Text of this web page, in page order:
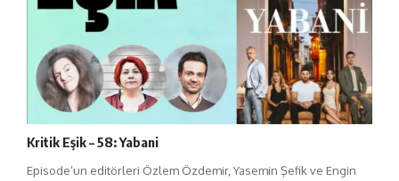
Kritik Eşik – 58: Yabani
Episode’un editörleri Özlem Özdemir, Yasemin Şefik ve Engin